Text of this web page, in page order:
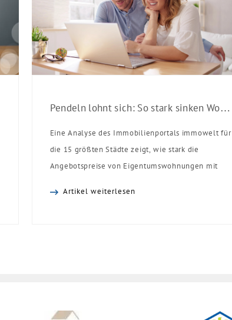
Pendeln lohnt sich: So stark sinken Wohnungspreise im Umland
Eine Analyse des Immobilienportals immowelt für
die 15 größten Städte zeigt, wie stark die
Angebotspreise von Eigentumswohnungen mit
Artikel weiterlesen